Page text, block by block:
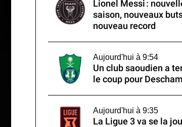
Lionel Messi :
saison, nouveaux
nouveau record
Aujourd'hui à 9:54
Un club saoudien a
le coup pour
Aujourd'hui à 9:35
La Ligue 3 va se la